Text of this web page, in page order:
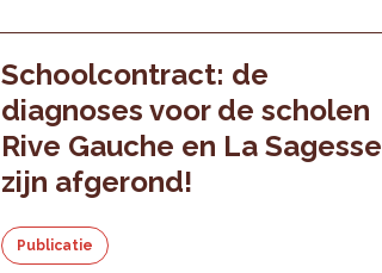
Schoolcontract: de
diagnoses voor de scholen
Rive Gauche en La Sagesse
zijn afgerond!
Publicatie